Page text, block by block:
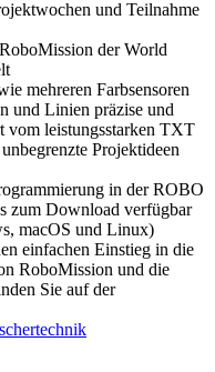
und Teilnahme
der World
mehreren Farbsensoren
und Linien präzise und
vom leistungsstarken TXT
Projektideen
in der ROBO
zum Download verfügbar
macOS und Linux)
einfachen Einstieg in die
RoboMission und die
Sie auf der